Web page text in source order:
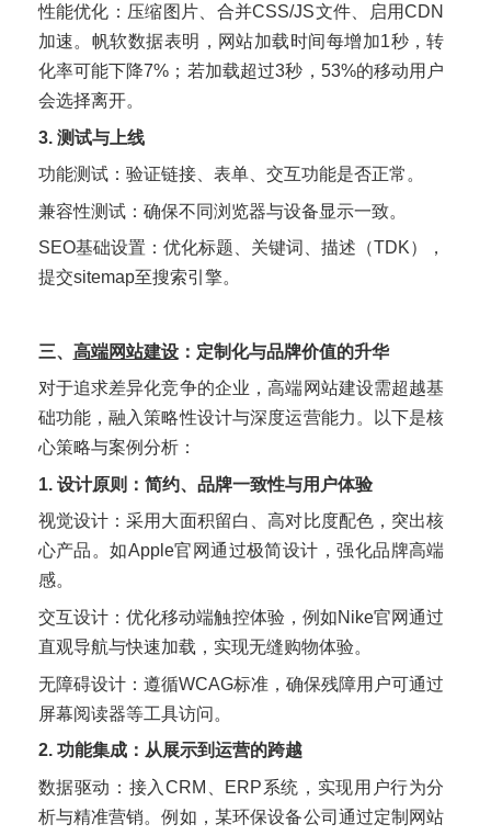
性能优化：压缩图片、合并CSS/JS文件、启用CDN
加速。帆软数据表明，网站加载时间每增加1秒，转
化率可能下降7%；若加载超过3秒，53%的移动用户
会选择离开。
3. 测试与上线
功能测试：验证链接、表单、交互功能是否正常。
兼容性测试：确保不同浏览器与设备显示一致。
SEO基础设置：优化标题、关键词、描述（TDK），
提交sitemap至搜索引擎。
三、 高端网站建设：定制化与品牌价值的升华
对于追求差异化竞争的企业，高端网站建设需超越基
础功能，融入策略性设计与深度运营能力。以下是核
心策略与案例分析：
1. 设计原则：简约、品牌一致性与用户体验
视觉设计：采用大面积留白、高对比度配色，突出核
心产品。如Apple官网通过极简设计，强化品牌高端
感。
交互设计：优化移动端触控体验，例如Nike官网通过
直观导航与快速加载，实现无缝购物体验。
无障碍设计：遵循WCAG标准，确保残障用户可通过
屏幕阅读器等工具访问。
2. 功能集成：从展示到运营的跨越
数据驱动：接入CRM、ERP系统，实现用户行为分
析与精准营销。例如，某环保设备公司通过定制网站